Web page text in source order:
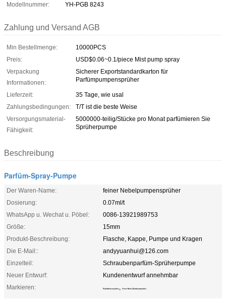
Modellnummer:
YH-PGB 8243
Zahlung und Versand AGB
Min Bestellmenge:
10000PCS
Preis:
USD$0.06~0.1/piece Mist pump spray
Verpackung
Informationen:
Sicherer Exportstandardkarton für
Parfümpumpensprüher
Lieferzeit:
35 Tage, wie usal
Zahlungsbedingungen:
T/T ist die beste Weise
Versorgungsmaterial-
Fähigkeit:
5000000-teilig/Stücke pro Monat parfümieren Sie
Sprüherpumpe
Beschreibung
Parfüm-Spray-Pumpe
Der Waren-Name:
feiner Nebelpumpensprüher
Dosierung:
0.07ml/t
WhatsApp u. Wechat u. Pöbel:
0086-13921989753
Größe:
15mm
Produkt-Beschreibung:
Flasche, Kappe, Pumpe und Kragen
Die E-Mail::
andyyuanhui@126.com
Einzelteil:
Schraubenparfüm-Sprüherpumpe
Neuer Entwurf:
Kundenentwurf annehmbar
Markieren:
Parfümbirnensprüher , Feiner Nebel-Aluminiumsprüher